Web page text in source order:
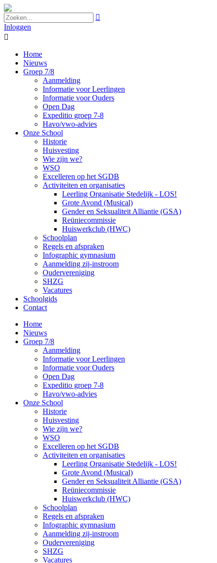

Inloggen

Home
Nieuws
Groep 7/8
Aanmelding
Informatie voor Leerlingen
Informatie voor Ouders
Open Dag
Expeditio groep 7-8
Havo/vwo-advies
Onze School
Historie
Huisvesting
Wie zijn we?
WSO
Excelleren op het SGDB
Activiteiten en organisaties
Leerling Organisatie Stedelijk - LOS!
Grote Avond (Musical)
Gender en Seksualiteit Alliantie (GSA)
Reüniecommissie
Huiswerkclub (HWC)
Schoolplan
Regels en afspraken
Infographic gymnasium
Aanmelding zij-instroom
Oudervereniging
SHZG
Vacatures
Schoolgids
Contact
Home
Nieuws
Groep 7/8
Aanmelding
Informatie voor Leerlingen
Informatie voor Ouders
Open Dag
Expeditio groep 7-8
Havo/vwo-advies
Onze School
Historie
Huisvesting
Wie zijn we?
WSO
Excelleren op het SGDB
Activiteiten en organisaties
Leerling Organisatie Stedelijk - LOS!
Grote Avond (Musical)
Gender en Seksualiteit Alliantie (GSA)
Reüniecommissie
Huiswerkclub (HWC)
Schoolplan
Regels en afspraken
Infographic gymnasium
Aanmelding zij-instroom
Oudervereniging
SHZG
Vacatures